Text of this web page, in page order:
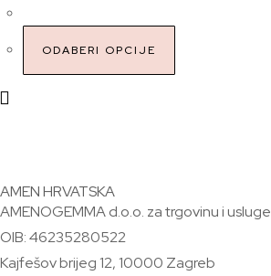
ODABERI OPCIJE
AMEN HRVATSKA
AMENOGEMMA d.o.o. za trgovinu i usluge
OIB: 46235280522
Kajfešov brijeg 12, 10000 Zagreb